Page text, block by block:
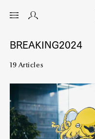
BREAKING2024
19 Articles